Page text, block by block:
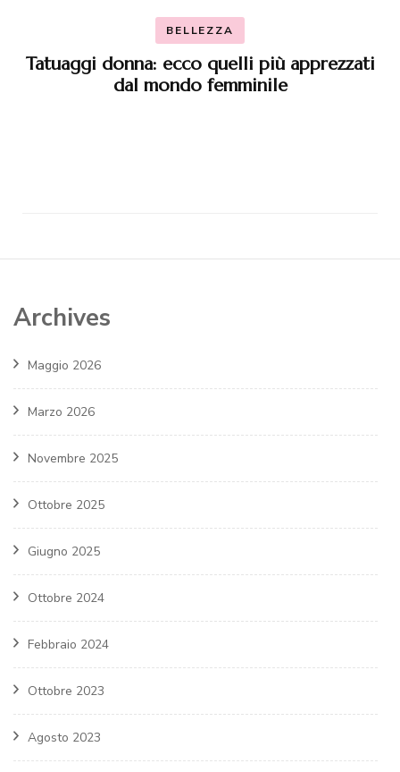
BELLEZZA
Tatuaggi donna: ecco quelli più apprezzati
dal mondo femminile
Archives
Maggio 2026
Marzo 2026
Novembre 2025
Ottobre 2025
Giugno 2025
Ottobre 2024
Febbraio 2024
Ottobre 2023
Agosto 2023